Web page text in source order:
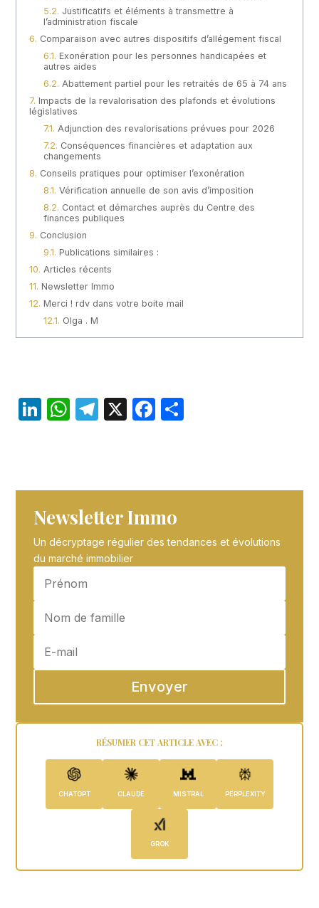
Justificatifs et éléments à transmettre à
l’administration fiscale
Comparaison avec autres dispositifs d’allégement fiscal
Exonération pour les personnes handicapées et
autres aides
Abattement partiel pour les retraités de 65 à 74 ans
Impacts de la revalorisation des plafonds et évolutions
législatives
Adjunction des revalorisations prévues pour 2026
Conséquences financières et adaptation aux
changements
Conseils pratiques pour optimiser l’exonération
Vérification annuelle de son avis d’imposition
Contact et démarches auprès du Centre des
finances publiques
Conclusion
Publications similaires :
Articles récents
Newsletter Immo
Merci ! rdv dans votre boite mail
Olga . M
Li
n
W
p
p
T
m
X
F
o
o
k
Newsletter Immo
Un décryptage régulier des tendances et évolutions
du marché immobilier
Envoyer
RÉSUMER CET ARTICLE AVEC :
CHATGPT CLAUDE MISTRAL PERPLEXITY
GROK